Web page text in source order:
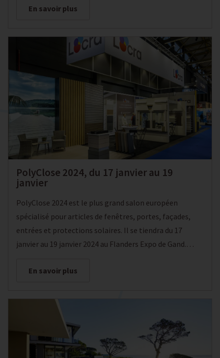
En savoir plus
PolyClose 2024, du 17 janvier au 19
janvier
PolyClose 2024 est le plus grand salon européen
spécialisé pour articles de fenêtres, portes, façades,
entrées et protections solaires. Il se tiendra du 17
janvier au 19 janvier 2024 au Flanders Expo de Gand.
1103.En savoir plus